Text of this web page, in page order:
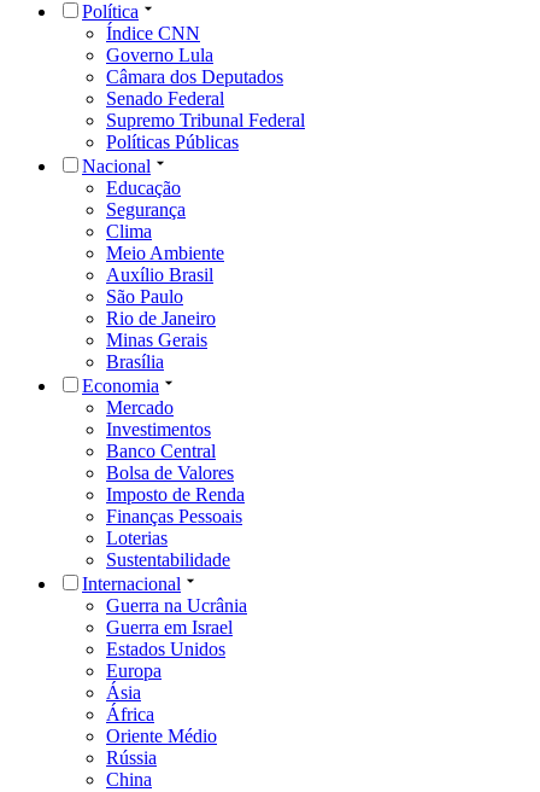
Política
Índice CNN
Governo Lula
Câmara dos Deputados
Senado Federal
Supremo Tribunal Federal
Políticas Públicas
Nacional
Educação
Segurança
Clima
Meio Ambiente
Auxílio Brasil
São Paulo
Rio de Janeiro
Minas Gerais
Brasília
Economia
Mercado
Investimentos
Banco Central
Bolsa de Valores
Imposto de Renda
Finanças Pessoais
Loterias
Sustentabilidade
Internacional
Guerra na Ucrânia
Guerra em Israel
Estados Unidos
Europa
Ásia
África
Oriente Médio
Rússia
China